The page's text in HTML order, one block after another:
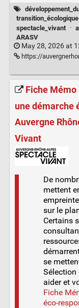
transition_écologique
spectacle_vivant
·
ARASV
May 28, 2026 at
https://auvergnerhonealpes-
Fiche Mémo
une démarche
Auvergne
Vivant
De
mettent
sur le
Certains
se
Sélection
aider et
Fiche
éco-